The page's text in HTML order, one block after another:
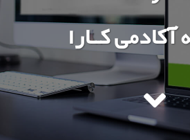
آکادمی کــارا